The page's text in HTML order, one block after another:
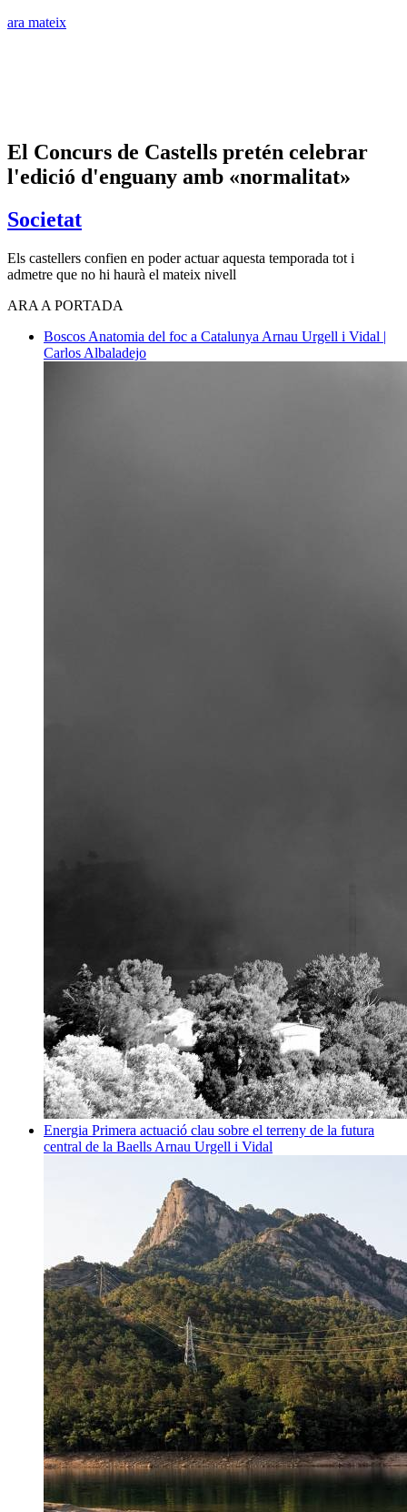
ara mateix
El Concurs de Castells pretén celebrar
l'edició d'enguany amb «normalitat»
Societat
Els castellers confien en poder actuar aquesta temporada tot i
admetre que no hi haurà el mateix nivell
ARA A PORTADA
Boscos Anatomia del foc a Catalunya Arnau Urgell i Vidal |
Carlos Albaladejo
Energia Primera actuació clau sobre el terreny de la futura
central de la Baells Arnau Urgell i Vidal